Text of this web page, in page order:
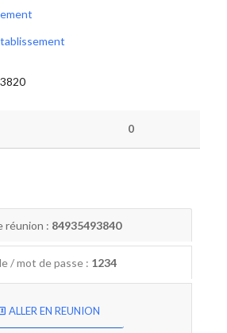
0
réunion : 84935493840
/ mot de passe : 1234
ALLER EN REUNION